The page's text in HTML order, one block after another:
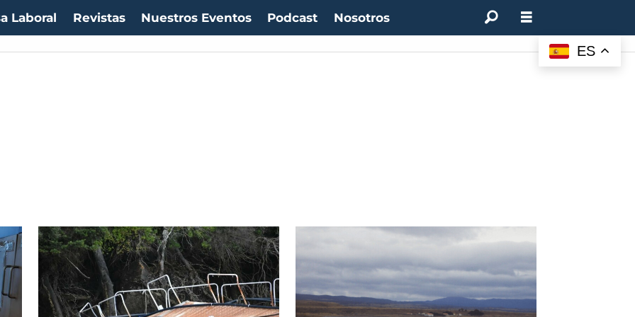
Laboral Revistas Nuestros Eventos Podcast Nosotros
ES
Bitcoin: $62.760,11